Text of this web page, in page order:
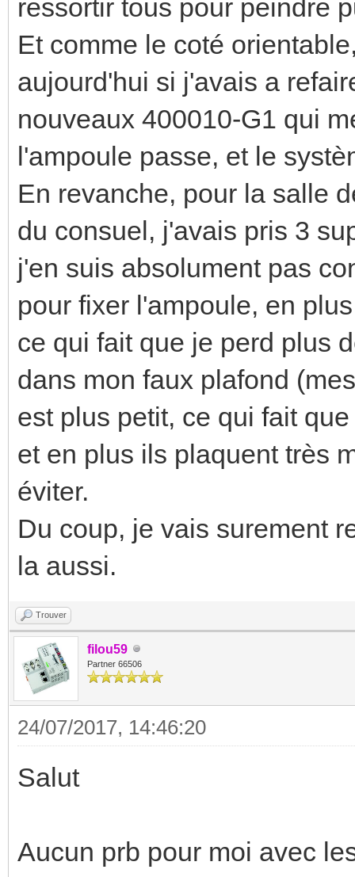
ressortir tous pour peindre
Et comme le coté
aujourd'hui si j'avais a
nouveaux 400010-G1 qui
l'ampoule passe, et le
En revanche, pour la salle
du consuel, j'avais pris 3
j'en suis absolument pas
pour fixer l'ampoule, en
ce qui fait que je perd plus
dans mon faux plafond
est plus petit, ce qui fait
et en plus ils plaquent très
éviter.
Du coup, je vais surement
la aussi.
Trouver
filou59
Partner 66506
24/07/2017, 14:46:20
Salut
Aucun prb pour moi avec